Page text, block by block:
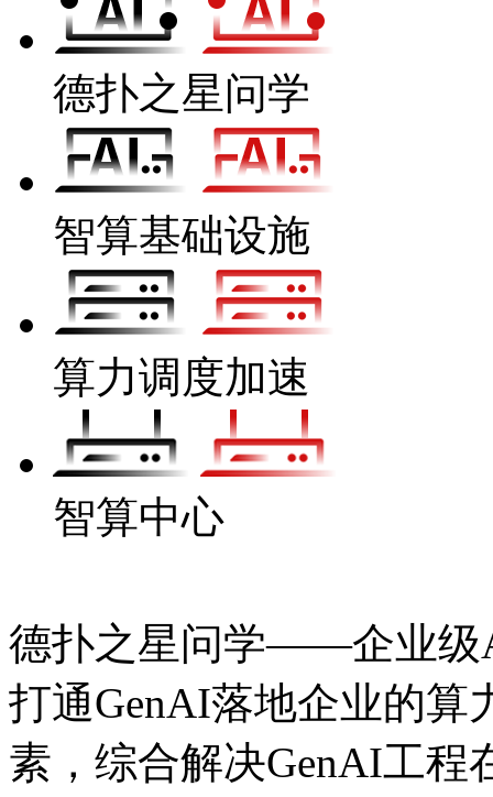
德扑之星问学
智算基础设施
算力调度加速
智算中心
德扑之星问学——企业级
打通GenAI落地企业的算力
素，综合解决GenAI工程在